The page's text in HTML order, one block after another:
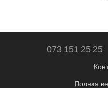
073 151 25 25
Полная